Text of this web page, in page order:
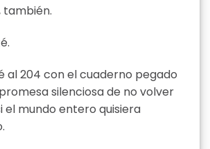
también.
al 204 con el cuaderno pegado
silenciosa de no volver
el mundo entero quisiera